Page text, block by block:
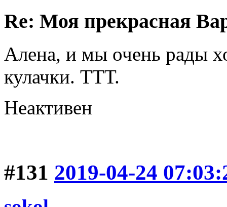
Re: Моя прекрасная
Алена, и мы очень рады
кулачки. ТТТ.
Неактивен
#131 2019-04-24